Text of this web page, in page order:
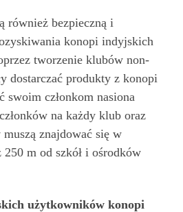
również bezpieczną i
konopi indyjskich
tworzenie klubów non-
dostarczać produkty z konopi
swoim członkom nasiona
na każdy klub oraz
znajdować się w
m od szkół i ośrodków
użytkowników konopi